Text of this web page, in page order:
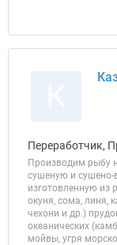
Переработчик,
Производим рыбу
сушеную и сушено-
изготовленную из
окуня, сома, линя,
чехони и др.)
океанических
мойвы, угря